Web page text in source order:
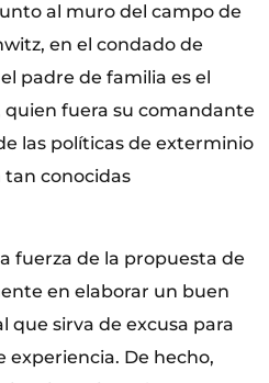
al muro del campo de
en el condado de
padre de familia es el
quien fuera su comandante
las políticas de exterminio
tan conocidas
fuerza de la propuesta de
en elaborar un buen
sirva de excusa para
De hecho,